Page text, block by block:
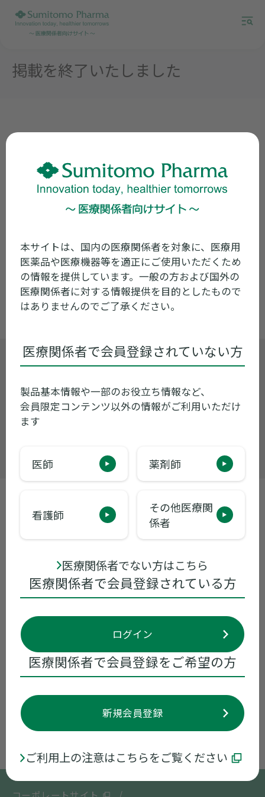
本サイトは、国内の医療関係者を対象に、医療用
医薬品や医療機器等を適正にご使用いただくため
の情報を提供しています。一般の方および国外の
医療関係者に対する情報提供を目的としたもので
はありませんのでご了承ください。
医療関係者で会員登録されていない方
製品基本情報や一部のお役立ち情報など、
会員限定コンテンツ以外の情報がご利用いただけ
ます
医師 薬剤師
看護師
その他医療関
係者
医療関係者でない方はこちら
医療関係者で会員登録されている方
ログイン
医療関係者で会員登録をご希望の方
新規会員登録
ご利用上の注意はこちらをご覧ください
掲載を終了いたしました
いただきありがとうございます。
誠に申し訳ございませんが、お探しのコンテン
ツは掲載を終了いたしました。
トップページへ
製品に関するお問い合わせ
受付時間 9:00~17:30 ※月曜日〜金曜日
（祝日・当社休業日を除く）
製品基本情報
ライブ配信講演会
お役立ち情報
メディカルアフェアーズ
会員規約
販売情報提供活動に関するご意見など